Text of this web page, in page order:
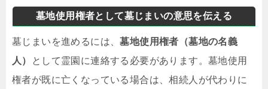
墓地使用権者として墓じまいの意思を伝える
墓じまいを進めるには、墓地使用権者（墓地の名義
人）
として霊園に連絡する必要があります。墓地使用
権者が既に亡くなっている場合は、相続人が代わりに